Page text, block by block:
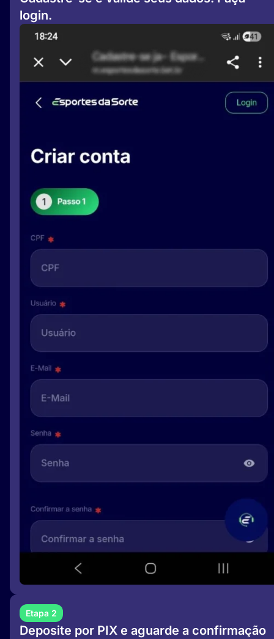
login.
Etapa 2
Deposite por PIX e aguarde a confirmação